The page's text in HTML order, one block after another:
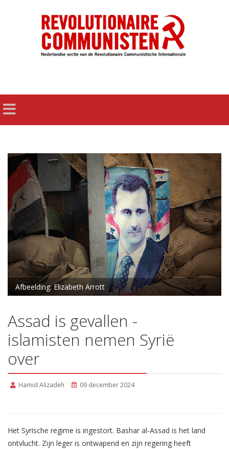
Afbeelding: Elizabeth Arrott
Assad is gevallen -
islamisten nemen Syrië
over
Hamid Alizadeh 09 december 2024
Het Syrische regime is ingestort. Bashar al-Assad is het land
ontvlucht. Zijn leger is ontwapend en zijn regering heeft